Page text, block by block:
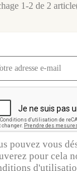
1-2 de 2
pouvez vous
pour cela